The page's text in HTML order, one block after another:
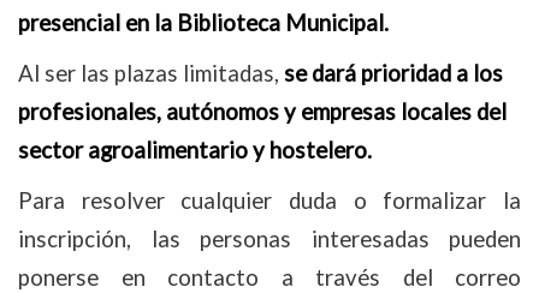
presencial en la Biblioteca Municipal.
Al ser las plazas limitadas, se dará prioridad a los
profesionales, autónomos y empresas locales del
sector agroalimentario y hostelero.
Para resolver cualquier duda o formalizar la
inscripción, las personas interesadas pueden
ponerse en contacto a través del correo